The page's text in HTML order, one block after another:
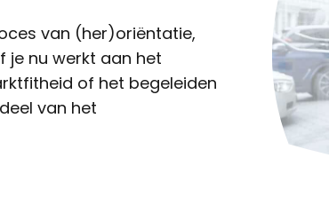
van (her)oriëntatie,
je nu werkt aan het
of het begeleiden
van het